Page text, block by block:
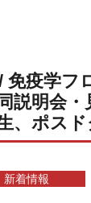
免疫学フ
明会・
、ポスド
新着情報